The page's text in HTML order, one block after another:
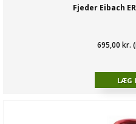
Fjeder Eibach
695,00 kr.